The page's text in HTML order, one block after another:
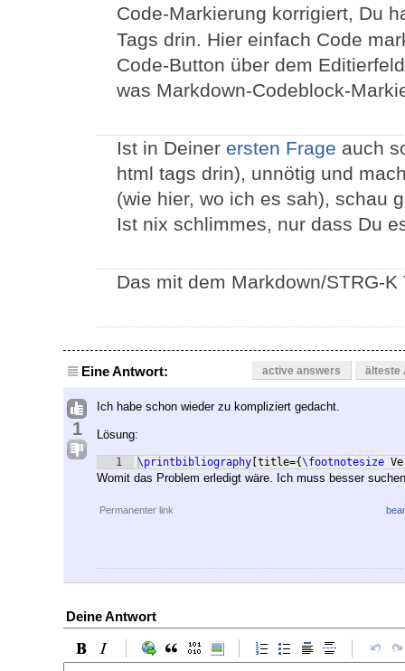
Code-Markierung korrigiert, Du
Tags drin. Hier einfach Code
Code-Button über dem
was Markdown-Codeblock-
Ist in Deiner ersten Frage auch
html tags drin), unnötig und
(wie hier, wo ich es sah), schau
Ist nix schlimmes, nur dass Du
Das mit dem Markdown/STRG-
Eine Antwort: active answers älteste
1
Ich habe schon wieder zu kompliziert gedacht.
Lösung:
1 \printbibliography title={\footnotesize
Womit das Problem erledigt wäre. Ich muss besser
Permanenter link
Deine Antwort